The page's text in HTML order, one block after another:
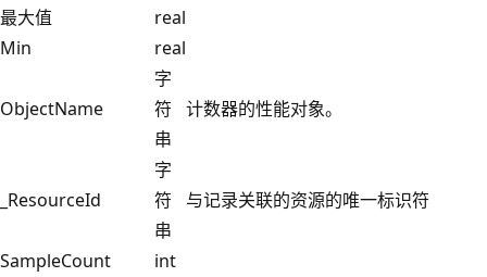
最大值
real
Min
real
ObjectName
字
符
串
计数器的性能对象。
_ResourceId
字
符
串
与记录关联的资源的唯一标识符
SampleCount int